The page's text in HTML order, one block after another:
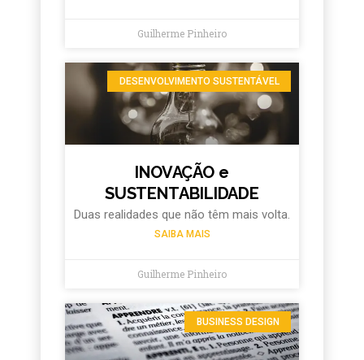
Guilherme Pinheiro
DESENVOLVIMENTO SUSTENTÁVEL
INOVAÇÃO e
SUSTENTABILIDADE
Duas realidades que não têm mais volta.
SAIBA MAIS
Guilherme Pinheiro
BUSINESS DESIGN